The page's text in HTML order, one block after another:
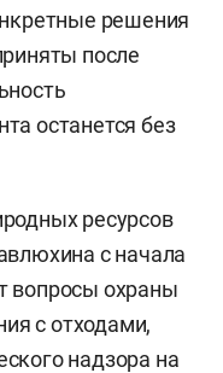
решения
после
останется без
ресурсов
с начала
вопросы охраны
с отходами,
надзора на